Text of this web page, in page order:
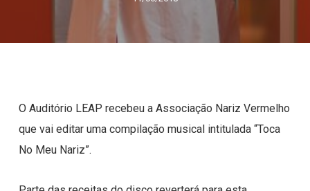
O Auditório LEAP recebeu a Associação Nariz Vermelho
que vai editar uma compilação musical intitulada “Toca
No Meu Nariz”.